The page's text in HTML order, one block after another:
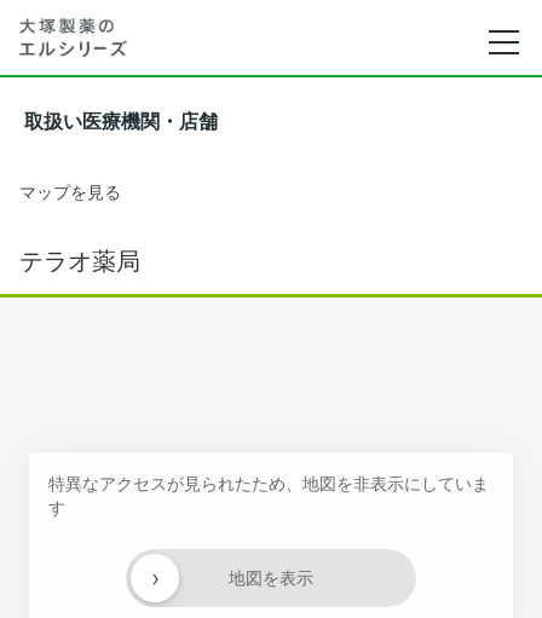
取扱い医療機関・店舗
マップを見る
テラオ薬局
特異なアクセスが見られたため、地図を非表示にしていま
す
地図を表示
›